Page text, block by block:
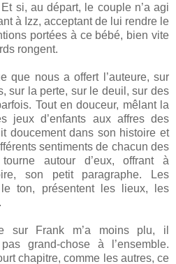
si, au départ, le couple n’a agi
à Izz, acceptant de lui rendre le
portées à ce bébé, bien vite
rongent.
que nous a offert l’auteure, sur
sur la perte, sur le deuil, sur des
Tout en douceur, mêlant la
jeux d’enfants aux affres des
doucement dans son histoire et
sentiments de chacun des
tourne autour d’eux, offrant à
son petit paragraphe. Les
le ton, présentent les lieux, les
sur Frank m’a moins plu, il
grand-chose à l’ensemble.
chapitre, comme les autres, ce